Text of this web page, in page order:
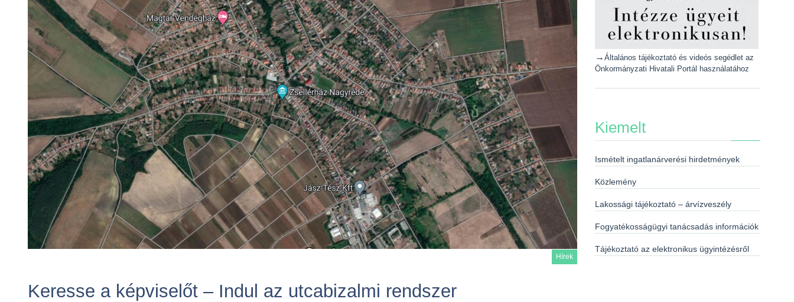
Hírek
Keresse a képviselőt – Indul az utcabizalmi rendszer
→ Általános tájékoztató és videós segédlet az
Önkormányzati Hivatali Portál használatához
Kiemelt
Ismételt ingatlanárverési hirdetmények
Közlemény
Lakossági tájékoztató – árvízveszély
Fogyatékosságügyi tanácsadás információk
Tájékoztató az elektronikus ügyintézésről